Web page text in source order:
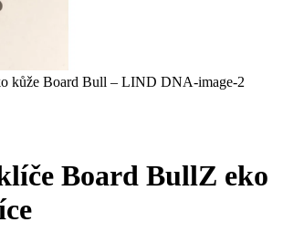
Board BullZ eko